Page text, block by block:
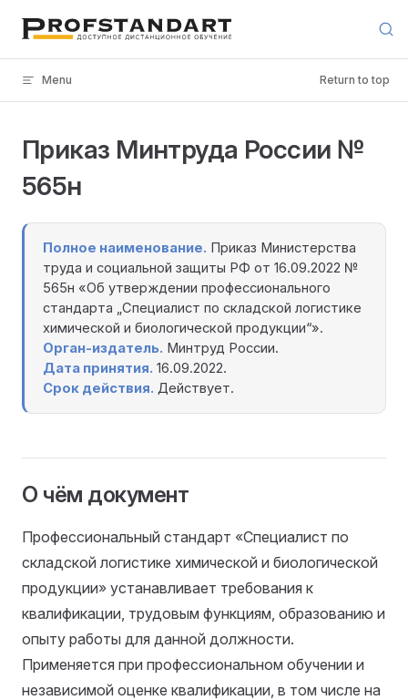
Skip to content
Menu Return to top
Приказ Минтруда России №
565н
Полное наименование. Приказ Министерства
труда и социальной защиты РФ от 16.09.2022 №
565н «Об утверждении профессионального
стандарта „Специалист по складской логистике
химической и биологической продукции“».
Орган-издатель. Минтруд России.
Дата принятия. 16.09.2022.
Срок действия. Действует.
О чём документ
Профессиональный стандарт «Специалист по
складской логистике химической и биологической
продукции» устанавливает требования к
квалификации, трудовым функциям, образованию и
опыту работы для данной должности.
Применяется при профессиональном обучении и
независимой оценке квалификации, в том числе на